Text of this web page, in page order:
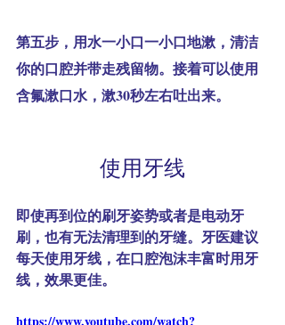
第五步， 用水一小口一小口地漱，清洁
你的口腔并带走残留物。接着可以使用
含氟漱口水，漱30秒左右吐出来。
使用牙线
即使再到位的刷牙姿势或者是电动牙
刷，也有无法清理到的牙缝。牙医建议
每天使用牙线，在口腔泡沫丰富时用牙
线，效果更佳。